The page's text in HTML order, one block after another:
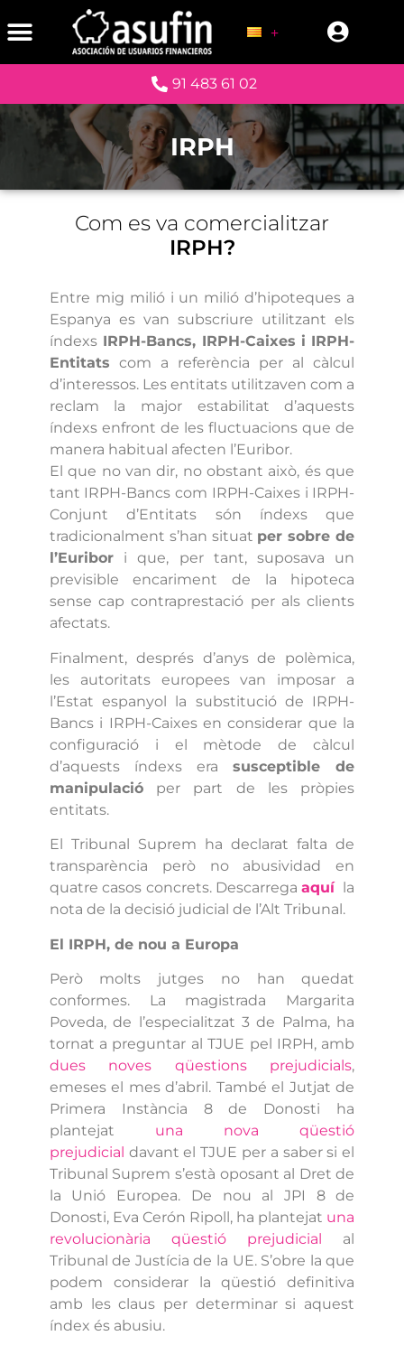
91 483 61 02
IRPH
Com es va comercialitzar
IRPH?
Entre mig milió i un milió d’hipoteques a
Espanya es van subscriure utilitzant els
índexsIRPH-Bancs, IRPH-Caixes i IRPH-
Entitats com a referència per al càlcul
d’interessos. Les entitats utilitzaven com a
reclam la major estabilitat d’aquests
índexs enfront de les fluctuacions que de
manera habitual afecten l’Euribor.
El que no van dir, no obstant això, és que
tant IRPH-Bancs com IRPH-Caixes i IRPH-
Conjunt d’Entitats són índexs que
tradicionalment s’han situat per sobre de
l’Euribori que, per tant, suposava un
previsible encariment de la hipoteca
sense cap contraprestació per als clients
afectats.
Finalment, després d’anys de polèmica,
les autoritats europees van imposar a
l’Estat espanyol la substitució de IRPH-
Bancs i IRPH-Caixes en considerar que la
configuració i el mètode de càlcul
d’aquests índexs erasusceptible de
manipulacióper part de les pròpies
entitats.
El Tribunal Suprem ha declarat falta de
transparència però no abusividad en
quatre casos concrets. Descarregaaquí
la
nota de la decisió judicial de l’Alt Tribunal.
El IRPH, de nou a Europa
Però molts jutges no han quedat
conformes. La magistrada Margarita
Poveda, de l’especialitzat 3 de Palma, ha
tornat a preguntar al TJUE pel IRPH, amb
dues noves qüestions prejudicials,
emeses el mes d’abril. També el Jutjat de
Primera Instància 8 de Donosti ha
plantejat una nova qüestió
prejudicial davant el TJUE per a saber si el
Tribunal Suprem s’està oposant al Dret de
la Unió Europea. De nou al JPI 8 de
Donosti, Eva Cerón Ripoll, ha plantejat una
revolucionària qüestió prejudicial al
Tribunal de Justícia de la UE. S’obre la que
podem considerar la qüestió definitiva
amb les claus per determinar si aquest
índex és abusiu.